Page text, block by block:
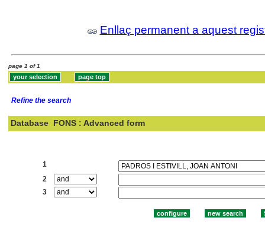
Enllaç permanent a aquest
page 1 of 1
Refine the search
Database FONS : Advanced form
1
2
3